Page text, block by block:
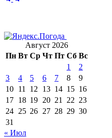
Август 2026
Пн Вт Ср Чт Пт Сб Вс
1
2
3
4 5 6 7 8
9
10 11 12 13 14 15 16
17 18 19 20 21 22 23
24 25 26 27 28 29 30
31
« Июл